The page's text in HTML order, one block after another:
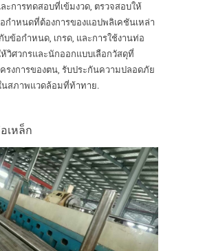
ะการทดสอบที่เข้มงวด, ตรวจสอบให้
กำหนดที่ต้องการของแอปพลิเคชันเหล่า
บข้อกำหนด, เกรด, และการใช้งานท่อ
ห้วิศวกรและนักออกแบบเลือกวัสดุที่
รงการของตน, รับประกันความปลอดภัย
นสภาพแวดล้อมที่ท้าทาย.
เหล็ก